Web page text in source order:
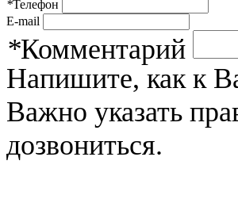
*Телефон
E-mail
*Комментарий
Напишите, как к
Важно указать
дозвониться.